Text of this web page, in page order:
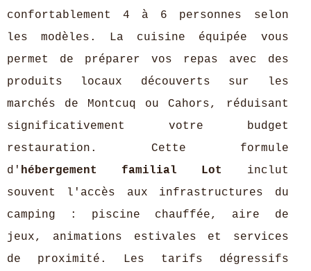
confortablement 4 à 6 personnes selon
les modèles. La cuisine équipée vous
permet de préparer vos repas avec des
produits locaux découverts sur les
marchés de Montcuq ou Cahors, réduisant
significativement votre budget
restauration. Cette formule
d' hébergement familial Lot
inclut
souvent l'accès aux infrastructures du
camping : piscine chauffée, aire de
jeux, animations estivales et services
de proximité. Les tarifs dégressifs